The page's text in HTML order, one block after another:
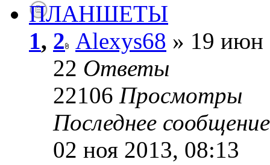
ПЛАНШЕТЫ
1, 2 Alexys68 » 19 июн
22 Ответы
22106 Просмотры
Последнее
02 ноя 2013, 08:13